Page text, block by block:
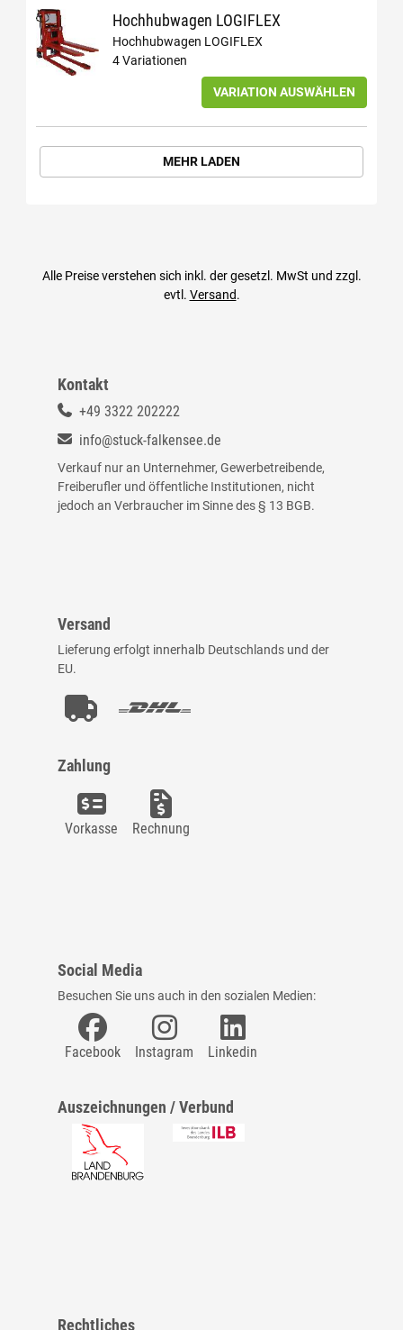
Hochhubwagen LOGIFLEX
Hochhubwagen LOGIFLEX
4 Variationen
VARIATION AUSWÄHLEN
MEHR LADEN
Alle Preise verstehen sich inkl. der gesetzl. MwSt und zzgl.
evtl. Versand.
Kontakt
+49 3322 202222
info@stuck-falkensee.de
Verkauf nur an Unternehmer, Gewerbetreibende,
Freiberufler und öffentliche Institutionen, nicht
jedoch an Verbraucher im Sinne des § 13 BGB.
Versand
Lieferung erfolgt innerhalb Deutschlands und der
EU.
Zahlung
Vorkasse Rechnung
Social Media
Besuchen Sie uns auch in den sozialen Medien:
Facebook Instagram Linkedin
Auszeichnungen / Verbund
Rechtliches